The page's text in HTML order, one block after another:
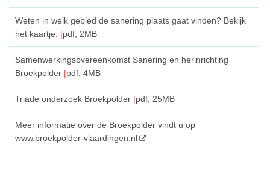
Weten in welk gebied de sanering plaats gaat vinden? Bekijk
het kaartje.
pdf , 2MB
Samenwerkingsovereenkomst Sanering en herinrichting
Broekpolder pdf , 4MB
Triade onderzoek Broekpolder pdf , 25MB
Meer informatie over de Broekpolder vindt u op
www.broekpolder-vlaardingen.nl